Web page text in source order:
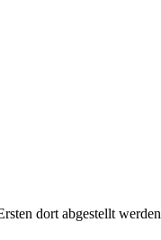
dort abgestellt werden